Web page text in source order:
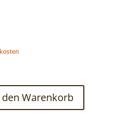
den Warenkorb